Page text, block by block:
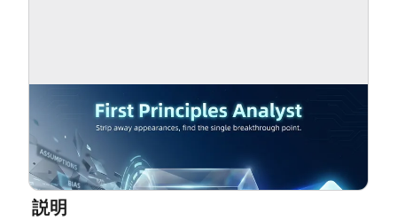
ダウンロード
ブログ
説明